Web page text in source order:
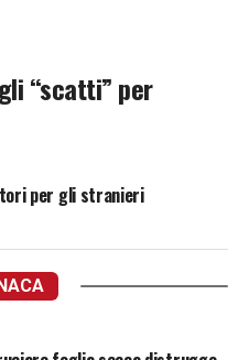
“scatti” per
per gli stranieri